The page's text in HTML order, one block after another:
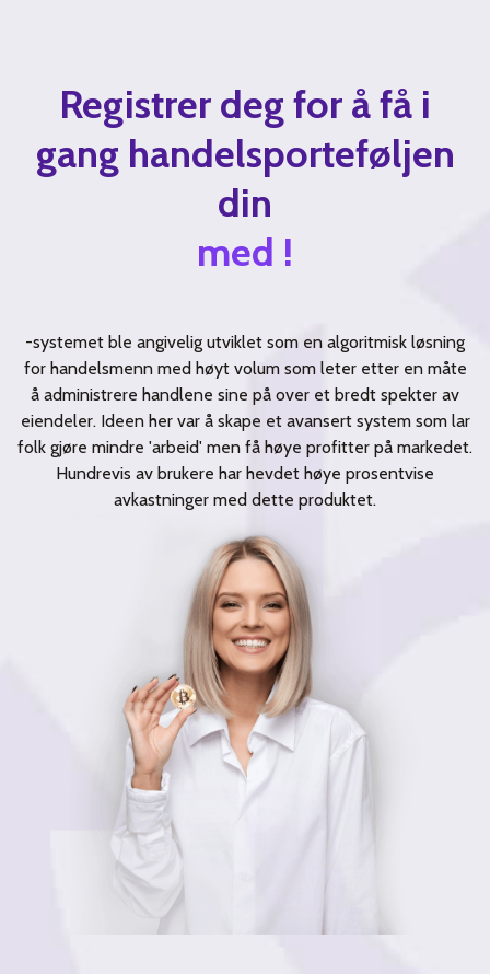
Registrer deg for å få i
gang handelsporteføljen
din
med !
-systemet ble angivelig utviklet som en algoritmisk løsning
for handelsmenn med høyt volum som leter etter en måte
å administrere handlene sine på over et bredt spekter av
eiendeler. Ideen her var å skape et avansert system som lar
folk gjøre mindre 'arbeid' men få høye profitter på markedet.
Hundrevis av brukere har hevdet høye prosentvise
avkastninger med dette produktet.